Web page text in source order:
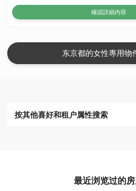
確認詳細內容
东京都的女性專用物
按其他喜好和租户属性搜索
最近浏览过的